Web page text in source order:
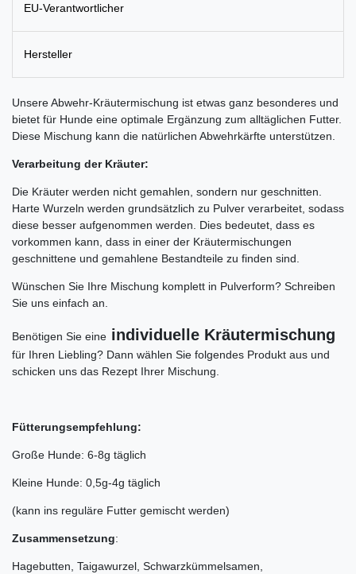
EU-Verantwortlicher
Hersteller
Unsere Abwehr-Kräutermischung ist etwas ganz besonderes und
bietet für Hunde eine optimale Ergänzung zum alltäglichen Futter.
Diese Mischung kann die natürlichen Abwehrkärfte unterstützen.
Verarbeitung der Kräuter:
Die Kräuter werden nicht gemahlen, sondern nur geschnitten.
Harte Wurzeln werden grundsätzlich zu Pulver verarbeitet, sodass
diese besser aufgenommen werden. Dies bedeutet, dass es
vorkommen kann, dass in einer der Kräutermischungen
geschnittene und gemahlene Bestandteile zu finden sind.
Wünschen Sie Ihre Mischung komplett in Pulverform? Schreiben
Sie uns einfach an.
Benötigen Sie eine individuelle Kräutermischung
für Ihren Liebling? Dann wählen Sie folgendes Produkt aus und
schicken uns das Rezept Ihrer Mischung.
Fütterungsempfehlung:
Große Hunde: 6-8g täglich
Kleine Hunde: 0,5g-4g täglich
(kann ins reguläre Futter gemischt werden)
Zusammensetzung:
Hagebutten, Taigawurzel, Schwarzkümmelsamen,